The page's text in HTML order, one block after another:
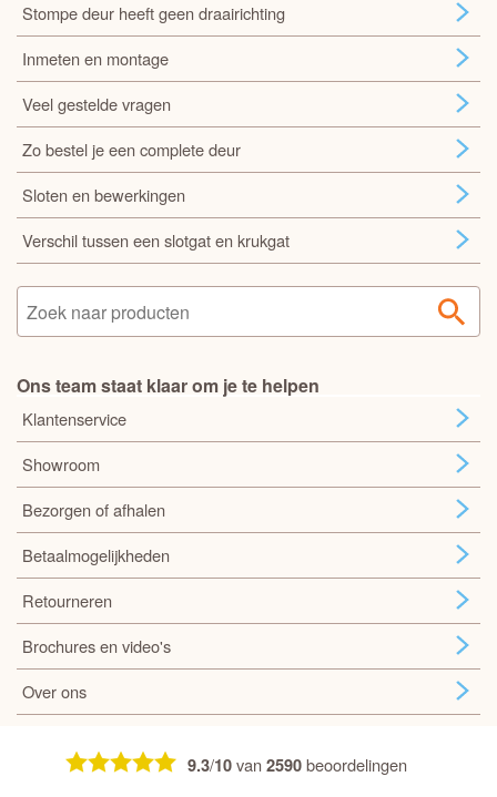
Stompe deur heeft geen draairichting
Inmeten en montage
Veel gestelde vragen
Zo bestel je een complete deur
Sloten en bewerkingen
Verschil tussen een slotgat en krukgat
Ons team staat klaar om je te helpen
Klantenservice
Showroom
Bezorgen of afhalen
Betaalmogelijkheden
Retourneren
Brochures en video's
Over ons
9.3/10van2590beoordelingen